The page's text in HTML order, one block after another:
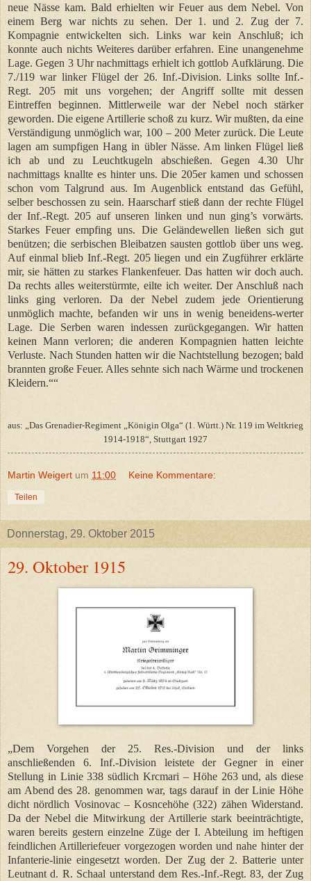
neue Nässe kam. Bald erhielten wir Feuer aus dem Nebel. Von
einem Berg war nichts zu sehen. Der 1. und 2. Zug der 7.
Kompagnie entwickelten sich. Links war kein Anschluß; ich
konnte auch nichts Weiteres darüber erfahren. Eine unangenehme
Lage. Gegen 3 Uhr nachmittags erhielt ich gottlob Aufklärung. Die
7./119 war linker Flügel der 26. Inf.-Division. Links sollte Inf.-
Regt. 205 mit uns vorgehen; der Angriff sollte mit dessen
Eintreffen beginnen. Mittlerweile war der Nebel noch stärker
geworden. Die eigene Artillerie schoß zu kurz. Wir mußten, da eine
Verständigung unmöglich war, 100 – 200 Meter zurück. Die Leute
lagen am sumpfigen Hang in übler Nässe. Am linken Flügel ließ
ich ab und zu Leuchtkugeln abschießen. Gegen 4.30 Uhr
nachmittags knallte es hinter uns. Die 205er kamen und schossen
schon vom Talgrund aus. Im Augenblick entstand das Gefühl,
selber beschossen zu sein. Haarscharf stieß dann der rechte Flügel
der Inf.-Regt. 205 auf unseren linken und nun ging’s vorwärts.
Starkes Feuer empfing uns. Die Geländewellen ließen sich gut
benützen; die serbischen Bleibatzen sausten gottlob über uns weg.
Auf einmal blieb Inf.-Regt. 205 liegen und ein Zugführer erklärte
mir, sie hätten zu starkes Flankenfeuer. Das hatten wir doch auch.
Da rechts alles weiterstürmte, eilte ich weiter. Der Anschluß nach
links ging verloren. Da der Nebel zudem jede Orientierung
unmöglich machte, befanden wir uns in wenig beneidens-werter
Lage. Die Serben waren indessen zurückgegangen. Wir hatten
keinen Mann verloren; die anderen Kompagnien hatten leichte
Verluste. Nach Stunden hatten wir die Nachtstellung bezogen; bald
brannten große Feuer. Alles sehnte sich nach Wärme und trockenen
Kleidern.““
aus: „Das Grenadier-Regiment „Königin Olga“ (1. Württ.) Nr. 119 im Weltkrieg
1914-1918“, Stuttgart 1927
Martin Weigert um 11:00 Keine Kommentare:
Teilen
Donnerstag, 29. Oktober 2015
29. Oktober 1915
„Dem Vorgehen der 25. Res.-Division und der links
anschließenden 6. Inf.-Division leistete der Gegner in einer
Stellung in Linie 338 südlich Krcmari – Höhe 263 und, als diese
am Abend des 28. genommen war, tags darauf in der Linie Höhe
dicht nördlich Vosinovac – Kosncehöhe (322) zähen Widerstand.
Da der Nebel die Mitwirkung der Artillerie stark beeinträchtigte,
waren bereits gestern einzelne Züge der I. Abteilung im heftigen
feindlichen Artilleriefeuer vorgezogen worden und nahe hinter der
Infanterie-linie eingesetzt worden. Der Zug der 2. Batterie unter
Leutnant d. R. Schaal unterstand dem Res.-Inf.-Regt. 83, der Zug